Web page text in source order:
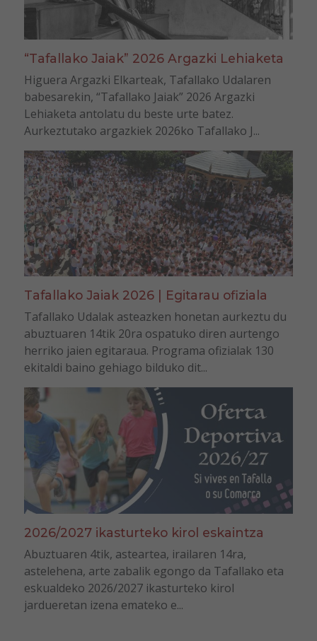
“Tafallako Jaiak” 2026 Argazki Lehiaketa
Higuera Argazki Elkarteak, Tafallako Udalaren
babesarekin, “Tafallako Jaiak” 2026 Argazki
Lehiaketa antolatu du beste urte batez.
Aurkeztutako argazkiek 2026ko Tafallako J...
Tafallako Jaiak 2026 | Egitarau ofiziala
Tafallako Udalak asteazken honetan aurkeztu du
abuztuaren 14tik 20ra ospatuko diren aurtengo
herriko jaien egitaraua. Programa ofizialak 130
ekitaldi baino gehiago bilduko dit...
2026/2027 ikasturteko kirol eskaintza
Abuztuaren 4tik, asteartea, irailaren 14ra,
astelehena, arte zabalik egongo da Tafallako eta
eskualdeko 2026/2027 ikasturteko kirol
jardueretan izena emateko e...